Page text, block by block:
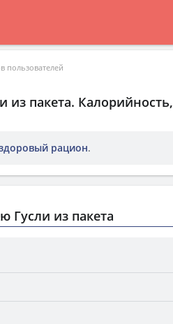
пользователей
из пакета. Калорийность,
рацион.
из пакета